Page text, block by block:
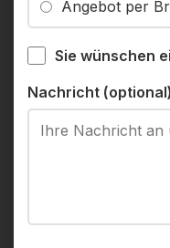
Angebot per
Sie wünschen
Nachricht (optional)